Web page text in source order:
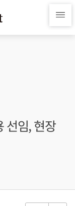
선임, 현장